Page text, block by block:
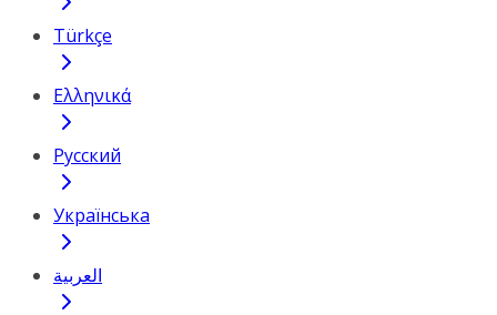
Türkçe
Ελληνικά
Русский
Українська
العربية